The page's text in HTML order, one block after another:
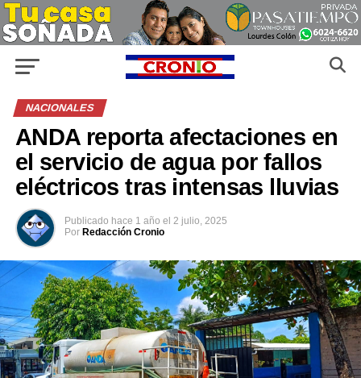
NACIONALES
ANDA reporta afectaciones en
el servicio de agua por fallos
eléctricos tras intensas lluvias
Publicado hace 1 año el 2 julio, 2025
Por Redacción Cronio